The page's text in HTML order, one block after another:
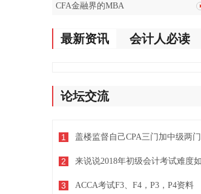
CFA金融界的MBA
最新资讯 会计人必读
论坛交流
1 盖楼监督自己CPA三门加中级两
2 来说说2018年初级会计考试难度
3 ACCA考试F3、F4，P3，P4资料